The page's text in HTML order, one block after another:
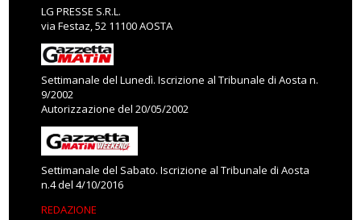
LG PRESSE S.R.L.
via Festaz, 52 11100 AOSTA
Settimanale del Lunedì. Iscrizione al Tribunale di Aosta n.
9/2002
Autorizzazione del 20/05/2002
Settimanale del Sabato. Iscrizione al Tribunale di Aosta
n.4 del 4/10/2016
REDAZIONE